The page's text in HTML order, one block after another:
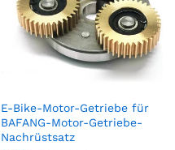
E-Bike-Motor-Getriebe für
BAFANG-Motor-Getriebe-
Nachrüstsatz